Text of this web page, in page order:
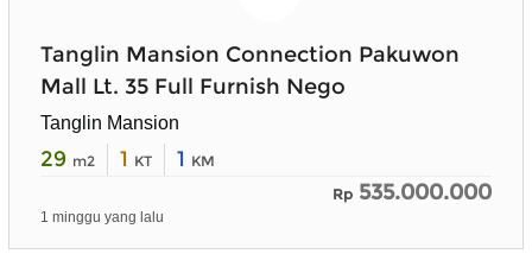
Tanglin Mansion Connection Pakuwon
Mall Lt. 35 Full Furnish Nego
Tanglin Mansion
29 m2 1 KT 1 KM
Rp 535.000.000
1 minggu yang lalu